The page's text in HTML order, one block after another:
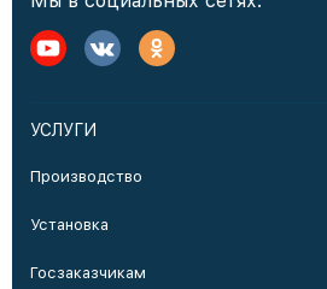
УСЛУГИ
Производство
Установка
Госзаказчикам